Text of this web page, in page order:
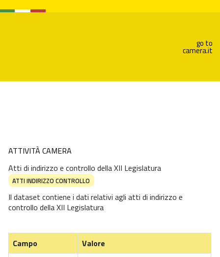
go to
camera.it
ATTIVITÀ CAMERA
Atti di indirizzo e controllo della XII Legislatura
ATTI INDIRIZZO CONTROLLO
Il dataset contiene i dati relativi agli atti di indirizzo e
controllo della XII Legislatura
Campo
Valore